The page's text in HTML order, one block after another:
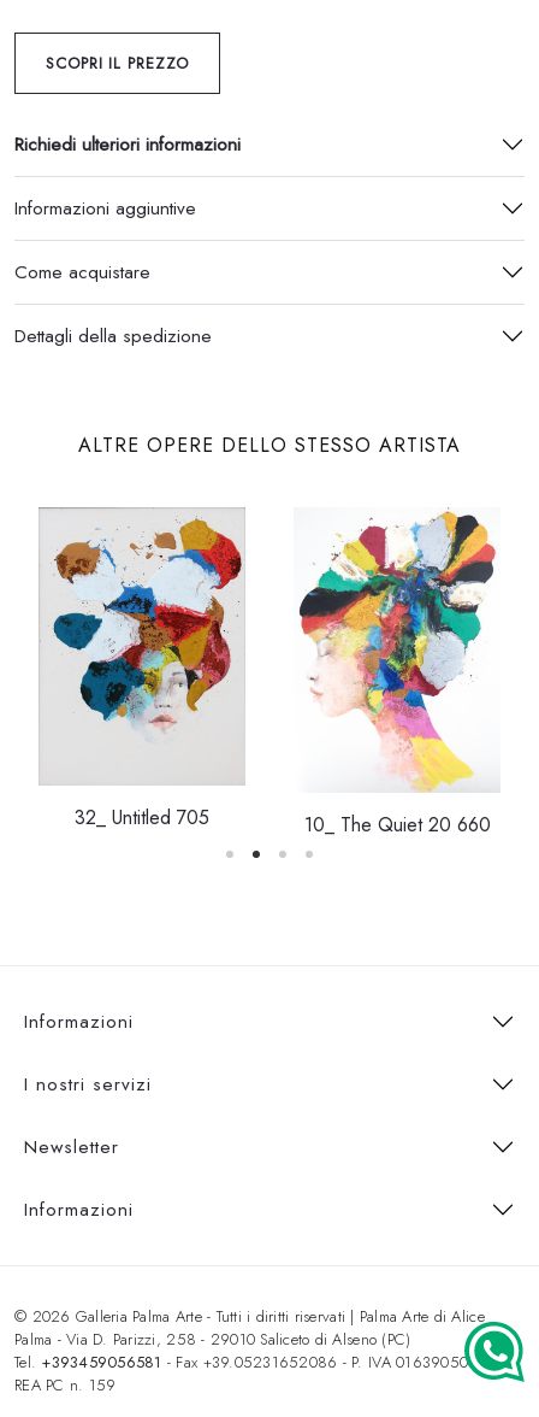
SCOPRI IL PREZZO
Richiedi ulteriori informazioni
Informazioni aggiuntive
Come acquistare
Dettagli della spedizione
ALTRE OPERE DELLO STESSO ARTISTA
32_ Untitled 705 10_ The Quiet 20 660
Informazioni
I nostri servizi
Newsletter
Informazioni
© 2026 Galleria Palma Arte - Tutti i diritti riservati | Palma Arte di Alice
Palma - Via D. Parizzi, 258 - 29010 Saliceto di Alseno (PC)
Tel. +393459056581 - Fax +39.05231652086 - P. IVA 01639050333 -
REA PC n. 159